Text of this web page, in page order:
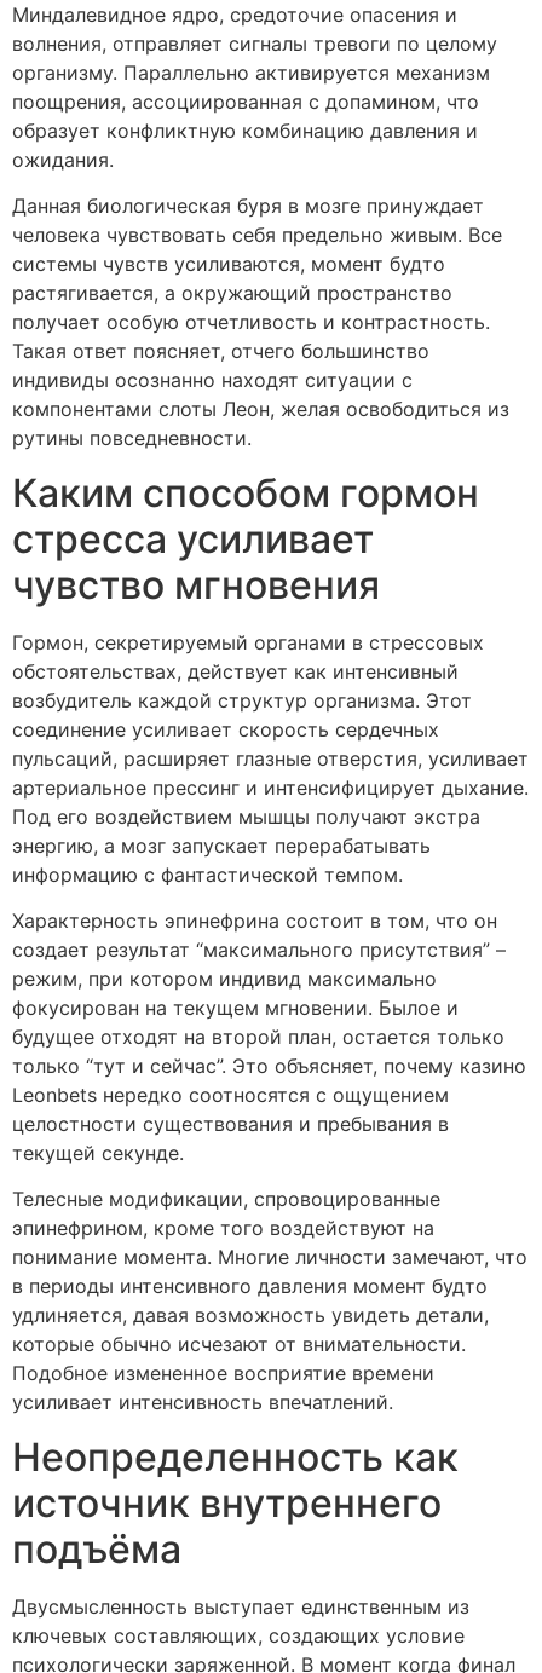
Миндалевидное ядро, средоточие опасения и
волнения, отправляет сигналы тревоги по целому
организму. Параллельно активируется механизм
поощрения, ассоциированная с допамином, что
образует конфликтную комбинацию давления и
ожидания.
Данная биологическая буря в мозге принуждает
человека чувствовать себя предельно живым. Все
системы чувств усиливаются, момент будто
растягивается, а окружающий пространство
получает особую отчетливость и контрастность.
Такая ответ поясняет, отчего большинство
индивиды осознанно находят ситуации с
компонентами слоты Леон, желая освободиться из
рутины повседневности.
Каким способом гормон
стресса усиливает
чувство мгновения
Гормон, секретируемый органами в стрессовых
обстоятельствах, действует как интенсивный
возбудитель каждой структур организма. Этот
соединение усиливает скорость сердечных
пульсаций, расширяет глазные отверстия, усиливает
артериальное прессинг и интенсифицирует дыхание.
Под его воздействием мышцы получают экстра
энергию, а мозг запускает перерабатывать
информацию с фантастической темпом.
Характерность эпинефрина состоит в том, что он
создает результат “максимального присутствия” –
режим, при котором индивид максимально
фокусирован на текущем мгновении. Былое и
будущее отходят на второй план, остается только
только “тут и сейчас”. Это объясняет, почему казино
Leonbets нередко соотносятся с ощущением
целостности существования и пребывания в
текущей секунде.
Телесные модификации, спровоцированные
эпинефрином, кроме того воздействуют на
понимание момента. Многие личности замечают, что
в периоды интенсивного давления момент будто
удлиняется, давая возможность увидеть детали,
которые обычно исчезают от внимательности.
Подобное измененное восприятие времени
усиливает интенсивность впечатлений.
Неопределенность как
источник внутреннего
подъёма
Двусмысленность выступает единственным из
ключевых составляющих, создающих условие
психологически заряженной. В момент когда финал